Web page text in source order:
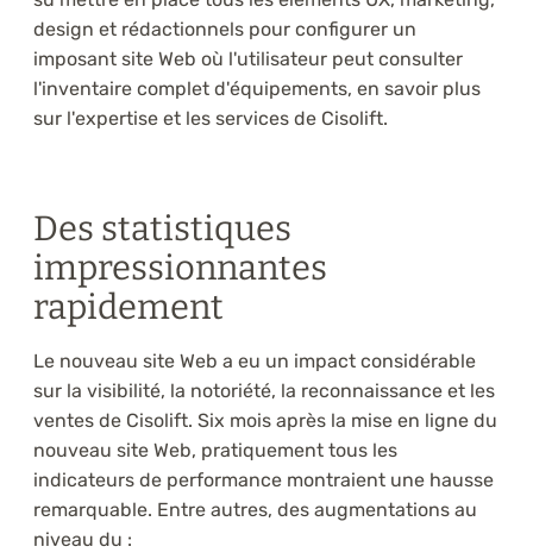
design et rédactionnels pour configurer un
imposant site Web où l'utilisateur peut consulter
l'inventaire complet d'équipements, en savoir plus
sur l'expertise et les services de Cisolift.
Des statistiques
impressionnantes
rapidement
Le nouveau site Web a eu un impact considérable
sur la visibilité, la notoriété, la reconnaissance et les
ventes de Cisolift. Six mois après la mise en ligne du
nouveau site Web, pratiquement tous les
indicateurs de performance montraient une hausse
remarquable. Entre autres, des augmentations au
niveau du :